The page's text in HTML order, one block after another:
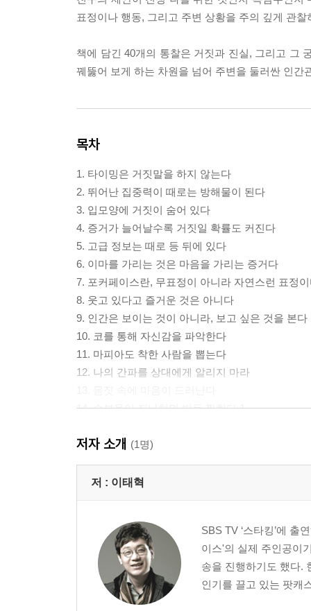
표정이나 행동, 그리고 주변 상황을 주의 깊게 관
책에 담긴 40개의 통찰은 거짓과 진실, 그리고 그
꿰뚫어 보게 하는 차원을 넘어 주변을 둘러싼 인간
목차
1. 타이밍은 거짓말을 하지 않는다
2. 뛰어난 집중력이 때로는 방해물이 된다
3. 입모양에 거짓이 숨어 있다
4. 증거가 늘어날수록 거짓일 확률도 커진다
5. 고급 정보는 때로 등 뒤에 있다
6. 이마를 가리는 것은 마음을 가리는 증거다
7. 포커페이스란, 무표정이 아니라 자연스런 표정
8. 웃고 있다고 즐거운 것은 아니다
9. 인간은 보이는 것이 아니라, 보고 싶은 것을 본다
10. 코를 통해 자신감을 파악한다
11. 마피아도 착한 사람을 뽑는다
12. 나의 간파를 상대에게 알리지 마라
14. 승부욕이 지나치면 발등 찍힌다 1
16. 이긴 것만을 기억한다면 당신은 중독된 것이다
17. 호랑이 굴에서 싸우지 마라
18. 표정의 지속성으로 진위를 판단한다
21. 잘생긴 사람이 뒤통수도 잘 친다
22. 자기 과신하는 사람이 더 크게 속는다
23. 현명한 자는 언제나 플랜B를 준비한다
24. 나는 당신이 누구와 통화하는지 알고 있다
25. ‘과거와 현재’는 ‘작용과 반작용’이다
저자 소개 (1명)
저 : 이태혁
SBS TV ‘스타킹’에 출
이스'의 실제 주인공이
송을 진행하기도 했다.
인기를 끌고 있는 팟캐